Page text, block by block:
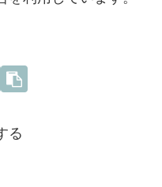
る